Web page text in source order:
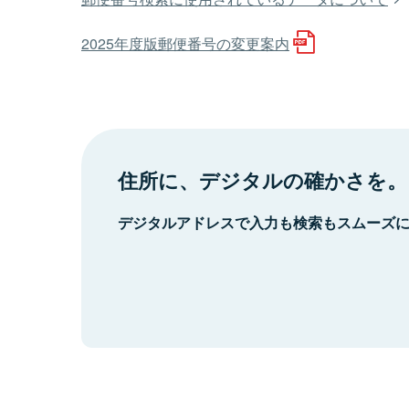
2025年度版郵便番号の変更案内
住所に、デジタルの確かさを。
デジタルアドレスで入力も検索もスムーズ